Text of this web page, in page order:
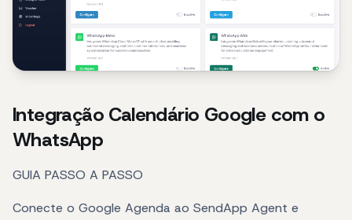
Integração Calendário Google com o
WhatsApp
GUIA PASSO A PASSO
Conecte o Google Agenda ao SendApp Agent e